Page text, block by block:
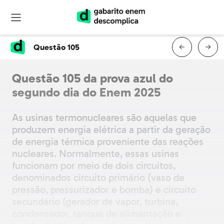
Questão 105
Questão 105 da prova azul do
segundo dia do Enem 2025
As usinas termonucleares são aquelas que
produzem energia elétrica a partir da geração
de energia térmica proveniente das reações
nucleares. Normalmente, essas usinas
funcionam por meio de dois circuitos,
denominados circuito primário (vaso de
pressão, pressurizador e bomba) e circuito